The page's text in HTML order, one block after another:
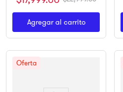
Agregar al carrito